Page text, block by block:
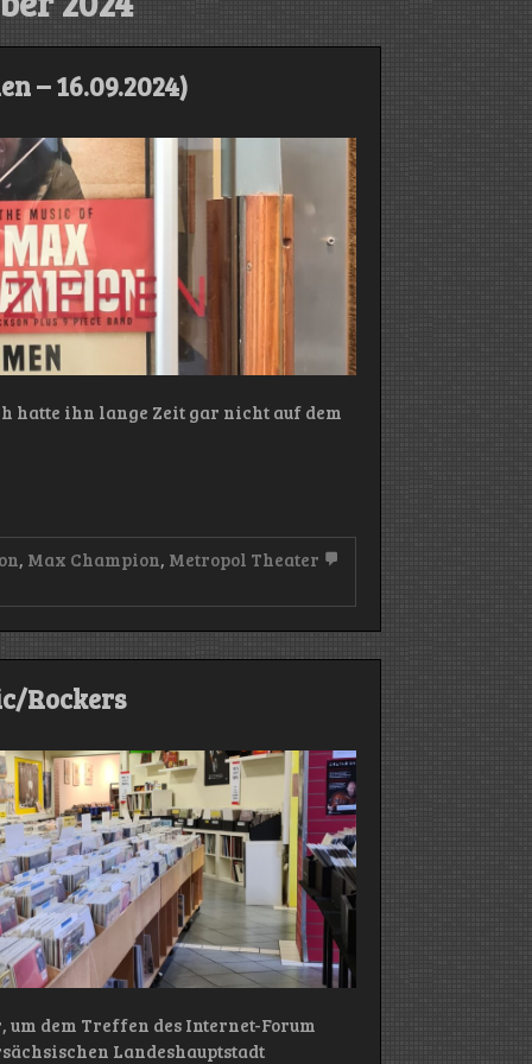
– 16.09.2024)
hatte ihn lange Zeit gar nicht auf dem
, Max Champion, Metropol Theater
Rockers
dem Treffen des Internet-Forum
Landeshauptstadt